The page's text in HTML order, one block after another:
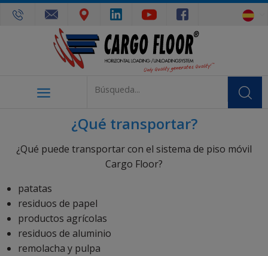
¿Qué transportar?
¿Qué puede transportar con el sistema de piso móvil
Cargo Floor?
patatas
residuos de papel
productos agrícolas
residuos de aluminio
remolacha y pulpa